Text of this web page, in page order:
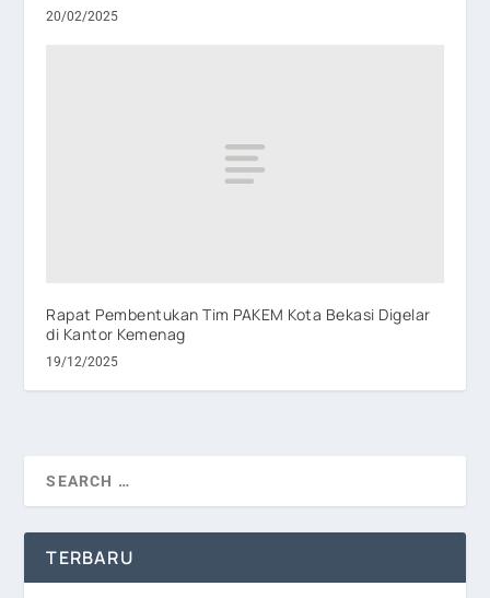
20/02/2025
Rapat Pembentukan Tim PAKEM Kota Bekasi Digelar
di Kantor Kemenag
19/12/2025
TERBARU